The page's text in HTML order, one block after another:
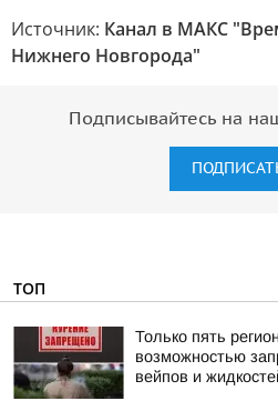
Источник: Канал в МАКС
Нижнего Новгорода"
Подписывайтесь на
ТОП
Только пять
возможностью
вейпов и